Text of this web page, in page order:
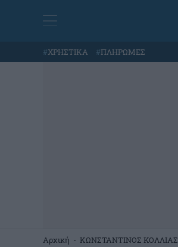
#ΧΡΗΣΤΙΚΑ #ΠΛΗΡΩΜΕΣ
Αρχική - ΚΩΝΣΤΑΝΤΙΝΟΣ ΚΟΛΛΙΑΣ